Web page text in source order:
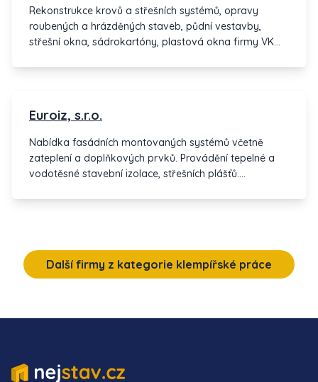
Rekonstrukce krovů a střešních systémů, opravy
roubených a hrázděných staveb, půdní vestavby,
střešní okna, sádrokartóny, plastová okna firmy VK
Euroiz, s.r.o.
Nabídka fasádních montovaných systémů včetně
zateplení a doplňkových prvků. Provádění tepelné a
vodotěsné stavební izolace, střešních plášťů.
Další firmy z kategorie klempířské práce